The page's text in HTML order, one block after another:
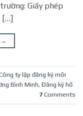
Giấy phép
[…]
→
ty lập đăng ký môi
Bình Minh, Đăng ký hồ
7 Comments